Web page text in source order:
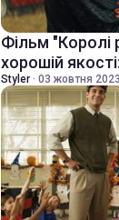
Фільм "Королі
хорошій
Styler · 03 жовтня